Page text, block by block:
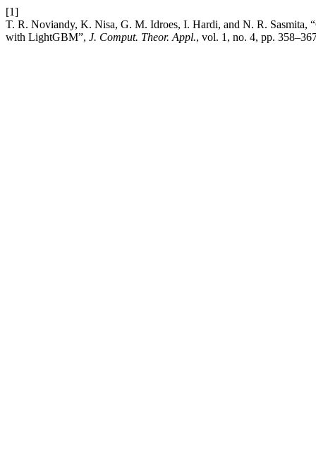
[1]
T. R. Noviandy, K. Nisa, G. M. Idroes, I. Hardi, and N. R. Sasmita,
with LightGBM”, J. Comput. Theor. Appl., vol. 1, no. 4, pp.